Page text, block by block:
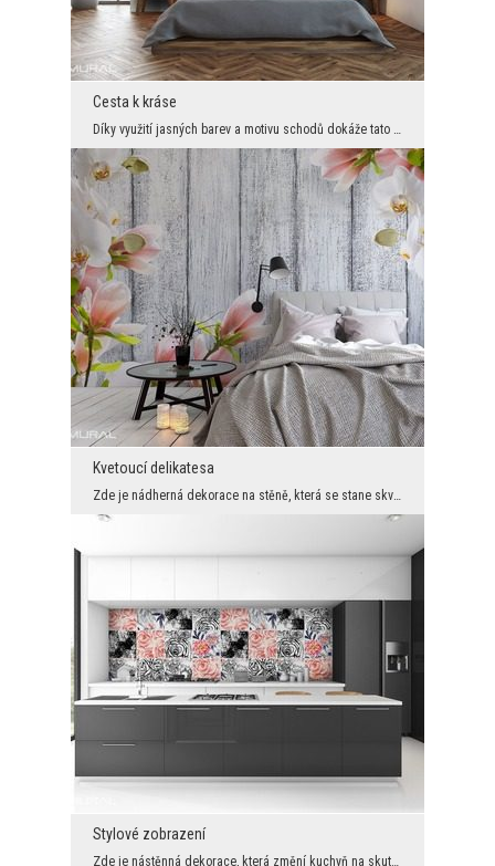
Cesta k kráse
Díky využití jasných barev a motivu schodů dokáže tato mimořádná dekorace stěny zvětšit prostor, ...
Kvetoucí delikatesa
Zde je nádherná dekorace na stěně, která se stane skvělou výzdobou každé místnosti ve stylu shab...
Stylové zobrazení
Zde je nástěnná dekorace, která změní kuchyň na skutečnou oázu krásy a jedinečnosti. Na první poh...